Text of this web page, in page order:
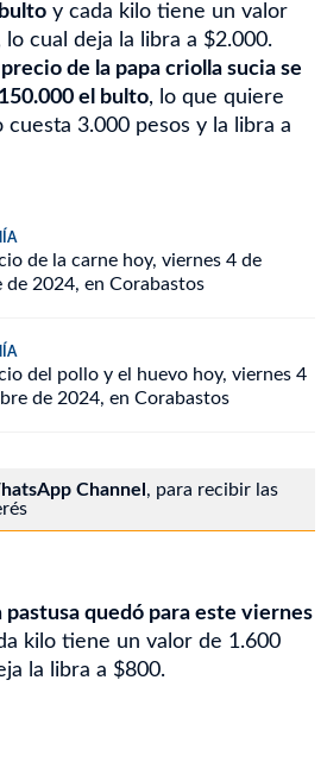
y cada kilo tiene un valor
lo cual deja la libra a $2.000.
de la papa criolla sucia se
el bulto, lo que quiere
3.000 pesos y la libra a
de la carne hoy, viernes 4 de
de 2024, en Corabastos
del pollo y el huevo hoy, viernes 4
de 2024, en Corabastos
Channel , para recibir las
pastusa quedó para este viernes
kilo tiene un valor de 1.600
la libra a $800.